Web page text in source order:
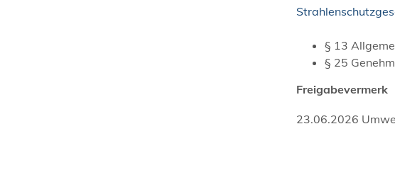
§ 13
§ 25
Freigabevermerk
23.06.2026